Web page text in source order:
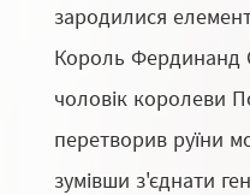
зародилися
Король Фердинанд
чоловік королеви
перетворив руїни
зумівши з'єднати